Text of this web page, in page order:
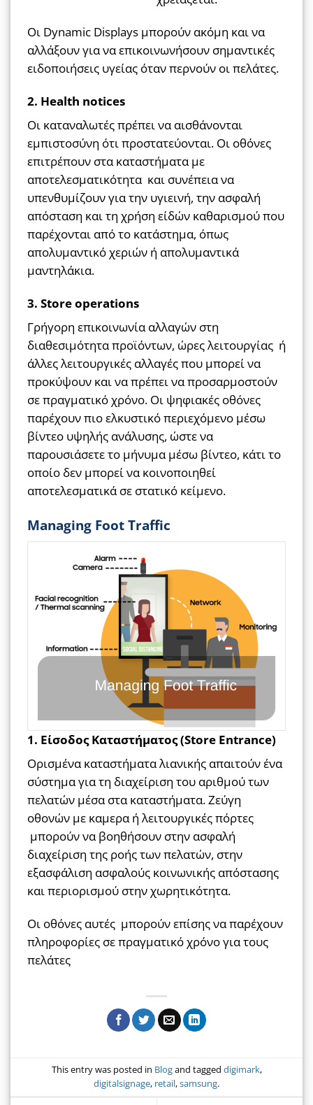
Οι Dynamic Displays μπορούν ακόμη και να
αλλάξουν για να επικοινωνήσουν σημαντικές
ειδοποιήσεις υγείας όταν περνούν οι πελάτες.
2. Health notices
Οι καταναλωτές πρέπει να αισθάνονται
εμπιστοσύνη ότι προστατεύονται. Οι οθόνες
επιτρέπουν στα καταστήματα με
αποτελεσματικότητα και συνέπεια να
υπενθυμίζουν για την υγιεινή, την ασφαλή
απόσταση και τη χρήση είδών καθαρισμού που
παρέχονται από το κατάστημα, όπως
απολυμαντικό χεριών ή απολυμαντικά
μαντηλάκια.
3. Store operations
Γρήγορη επικοινωνία αλλαγών στη
διαθεσιμότητα προϊόντων, ώρες λειτουργίας ή
άλλες λειτουργικές αλλαγές που μπορεί να
προκύψουν και να πρέπει να προσαρμοστούν
σε πραγματικό χρόνο. Οι ψηφιακές οθόνες
παρέχουν πιο ελκυστικό περιεχόμενο μέσω
βίντεο υψηλής ανάλυσης, ώστε να
παρουσιάσετε το μήνυμα μέσω βίντεο, κάτι το
οποίο δεν μπορεί να κοινοποιηθεί
αποτελεσματικά σε στατικό κείμενο.
Managing Foot Traffic
1. Είσοδος Καταστήματος (Store Entrance)
Ορισμένα καταστήματα λιανικής απαιτούν ένα
σύστημα για τη διαχείριση του αριθμού των
πελατών μέσα στα καταστήματα. Ζεύγη
οθονών με καμερα ή λειτουργικές πόρτες
μπορούν να βοηθήσουν στην ασφαλή
διαχείριση της ροής των πελατών, στην
εξασφάλιση ασφαλούς κοινωνικής απόστασης
και περιορισμού στην χωρητικότητα.
Οι οθόνες αυτές μπορούν επίσης να παρέχουν
πληροφορίες σε πραγματικό χρόνο για τους
πελάτες
This entry was posted in Blogand tagged digimark,
digitalsignage, retail,samsung.